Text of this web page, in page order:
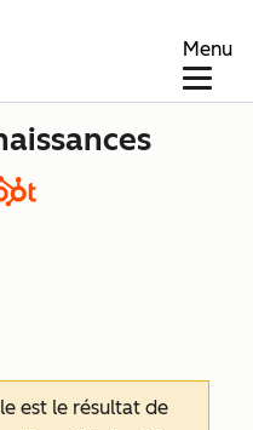
Menu
est le résultat de